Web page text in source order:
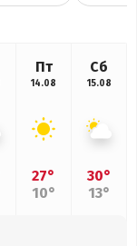
Пт
14.08
27°
10°
Сб
15.08
30°
13°